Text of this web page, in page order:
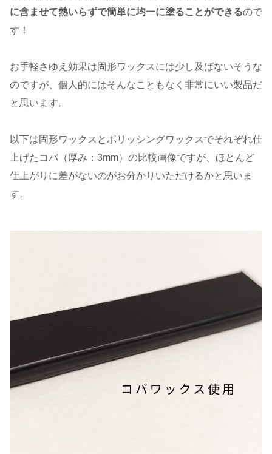
に含ませて熱いらずで簡単に均一に塗ることができるので
す！
お手軽さゆえ効果は固形ワックスには少し及ばないそうな
のですが、個人的にはそんなこともなく非常にいい製品だ
と思います。
以下は固形ワックスとポリッシングワックスでそれぞれ仕
上げたコバ（厚み：3mm）の比較画像ですが、ほとんど
仕上がりに差がないのがお分かりいただけるかと思いま
す。